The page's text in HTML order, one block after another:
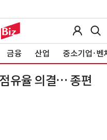
금융 산업 중소기업·벤
유율 의결… 종편